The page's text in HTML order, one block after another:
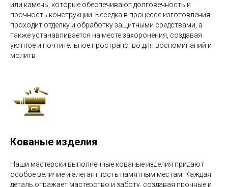
или камень, которые обеспечивают долговечность и
прочность конструкции. Беседка в процессе изготовления
проходит отделку и обработку защитными средствами, а
также устанавливается на месте захоронения, создавая
уютное и почтительное пространство для воспоминаний и
молитв
Кованые изделия
Наши мастерски выполненные кованые изделия придают
особое величие и элегантность памятным местам. Каждая
деталь отражает мастерство и заботу, создавая прочные и